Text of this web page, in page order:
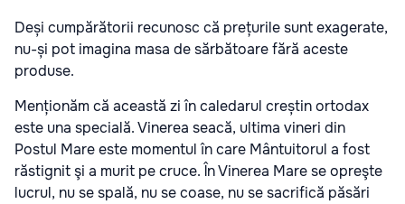
Deși cumpărătorii recunosc că prețurile sunt exagerate,
nu-și pot imagina masa de sărbătoare fără aceste
produse.
Menționăm că această zi în caledarul creștin ortodax
este una specială. Vinerea seacă, ultima vineri din
Postul Mare este momentul în care Mântuitorul a fost
răstignit şi a murit pe cruce. În Vinerea Mare se opreşte
lucrul, nu se spală, nu se coase, nu se sacrifică păsări